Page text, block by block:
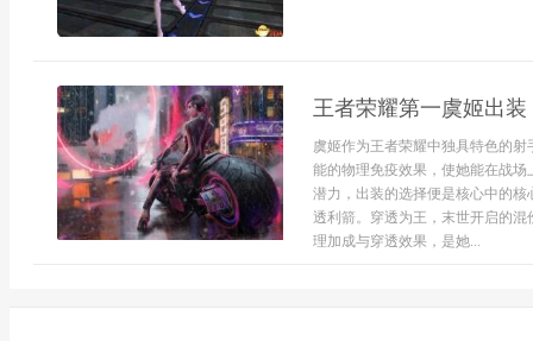
王者荣耀第一虞姬出
虞姬作为王者荣耀中独具特色的
能的物理免疫效果，使她能在战
潜力，出装的选择便是核心中的
透利箭。穿透为王，末世开启的
理加成与穿透效果，是她...